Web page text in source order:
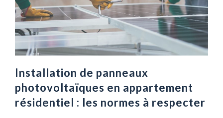
:
L
e
d
i
c
a
a
n
n
e
a
x
p
h
Installation de panneaux
photovoltaïques en appartement
résidentiel : les normes à respecter